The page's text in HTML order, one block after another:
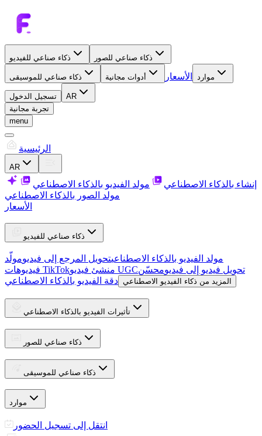
ذكاء صناعي للفيديو ذكاء صناعي للصور
ذكاء صناعي للموسيقى أدوات مجانية الأسعار موارد
تسجيل الدخول
AR
تجربة مجانية
menu
الرئيسية
AR
إنشاء بالذكاء الاصطناعي
مولد الفيديو بالذكاء الاصطناعي
مولد الصور بالذكاء الاصطناعي
الأسعار
ذكاء صناعي للفيديو
مولد الفيديو بالذكاء الاصطناعيتحويل المرجع إلى فيديومولّد
فيديوهات TikTok
منشئ فيديو UGC تحويل فيديو إلى فيديومحسّن
دقة الفيديو بالذكاء الاصطناعي المزيد من ذكاء الفيديو الاصطناعي
تأثيرات الفيديو بالذكاء الاصطناعي
ذكاء صناعي للصور
ذكاء صناعي للموسيقى
موارد
انتقل إلى تسجيل الحضور